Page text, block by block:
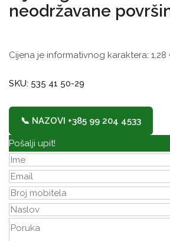
neodržavane
Cijena je informativnog karaktera: 1,28
SKU: 535 41 50-29
📞 NAZOVI +385 99 204 4533
Pošalji upit!